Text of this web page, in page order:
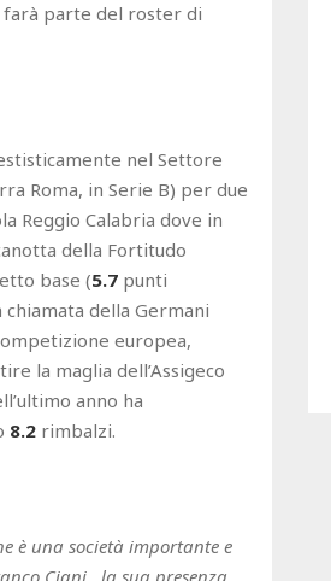
farà parte del roster di
nel Settore
Roma, in Serie B) per due
Reggio Calabria dove in
della Fortitudo
base (5.7 punti
della Germani
europea,
la maglia dell’Assigeco
anno ha
8.2 rimbalzi.
è una società importante e